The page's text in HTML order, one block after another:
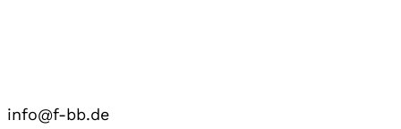
info@f-bb.de